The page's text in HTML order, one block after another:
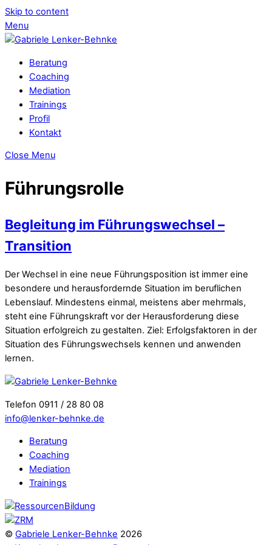
Skip to content
Menu
Beratung
Coaching
Mediation
Trainings
Profil
Kontakt
Close Menu
Führungsrolle
Begleitung im Führungswechsel –
Transition
Der Wechsel in eine neue Führungsposition ist immer eine
besondere und herausfordernde Situation im beruflichen
Lebenslauf. Mindestens einmal, meistens aber mehrmals,
steht eine Führungskraft vor der Herausforderung diese
Situation erfolgreich zu gestalten. Ziel: Erfolgsfaktoren in der
Situation des Führungswechsels kennen und anwenden
lernen.
Telefon 0911 / 28 80 08
info@lenker-behnke.de
Beratung
Coaching
Mediation
Trainings
© Gabriele Lenker-Behnke 2026